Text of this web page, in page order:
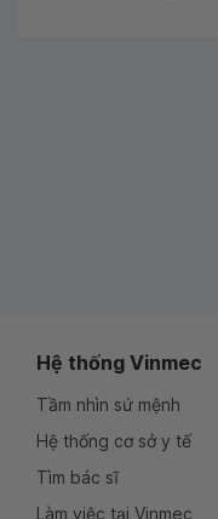
Hệ thống Vinmec
Tầm nhìn sứ mệnh
Hệ thống cơ sở y tế
Tìm bác sĩ
Làm việc tại Vinmec